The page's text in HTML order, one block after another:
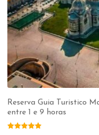
Reserva Guia Turistico
entre 1 e 9 horas